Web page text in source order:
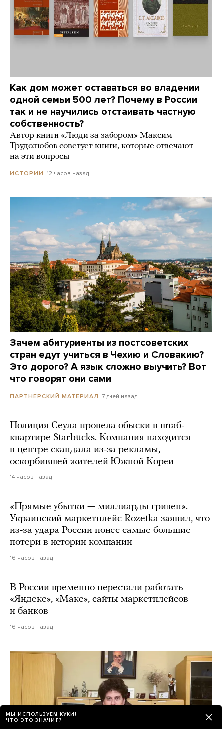
Как дом может оставаться во владении
одной семьи 500 лет? Почему в России
так и не научились отстаивать частную
собственность?
Автор книги «Люди за забором» Максим
Трудолюбов советует книги, которые отвечают
на эти вопросы
ИСТОРИИ 12 часов назад
Зачем абитуриенты из постсоветских
стран едут учиться в Чехию и Словакию?
Это дорого? А язык сложно выучить? Вот
что говорят они сами
ПАРТНЕРСКИЙ МАТЕРИАЛ 7 дней назад
Полиция Сеула провела обыски в штаб-
квартире Starbucks. Компания находится
в центре скандала из-за рекламы,
оскорбившей жителей Южной Кореи
14 часов назад
«Прямые убытки — миллиарды гривен».
Украинский маркетплейс Rozetka заявил, что
из-за удара России понес самые большие
потери в истории компании
16 часов назад
В России временно перестали работать
«Яндекс», «Макс», сайты маркетплейсов
и банков
16 часов назад
МЫ ИСПОЛЬЗУЕМ КУКИ!
ЧТО ЭТО ЗНАЧИТ?